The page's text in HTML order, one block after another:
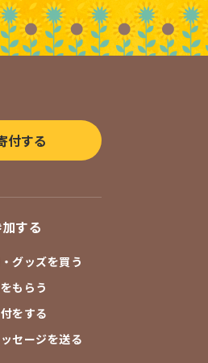
付する
する
グッズを買う
もらう
をする
セージを送る